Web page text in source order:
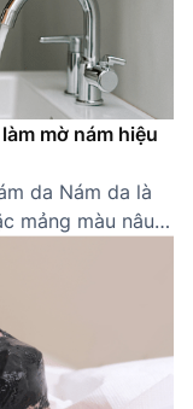
mờ nám hiệu
da Nám da là
mảng màu nâu
tố melanin.
ánh nắng như
[…]